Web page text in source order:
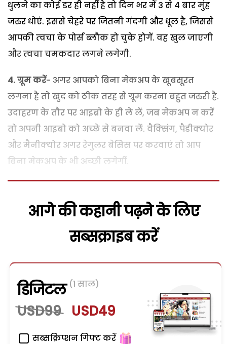
धुलने का कोई डर ही नहीं है तो दिन भर में 3 से 4 बार मुंह
जरुर धोएं. इससे चेहरे पर जितनी गंदगी और धूल है, जिससे
आपकी त्‍वचा के पोर्स ब्‍लौक हो चुके होगें. वह खुल जाएगी
और त्‍वचा चमकदार लगने लगेगी.
4. ग्रूम करें- अगर आपको बिना मेकअप के खूबसूरत
लगना है तो खुद को ठीक तरह से ग्रूम करना बहुत जरुरी है.
उदाहरण के तौर पर आइब्रो के ही ले लें, जब मेकअप न करें
तो अपनी आइब्रो को अच्‍छे से बनवा लें. वैक्‍सिंग, पैडीक्‍योर
और मैनीक्‍योर अगर रेगुलर बेसिस पर करवाएं तो आप
बिना मेकअप के भी अच्‍छी लगेगीं.
आगे की कहानी पढ़ने के लिए
सब्सक्राइब करें
डिजिटल (1 साल)
USD99 USD49
सब्सक्रिप्शन गिफ्ट करें